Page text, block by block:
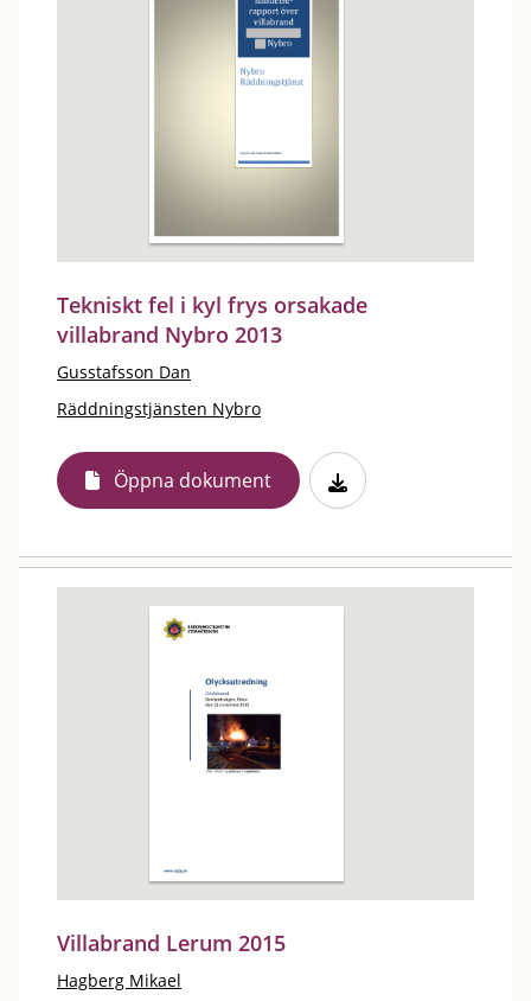
Tekniskt fel i kyl frys orsakade
villabrand Nybro 2013
Gusstafsson Dan
Räddningstjänsten Nybro
Öppna dokument
Villabrand Lerum 2015
Hagberg Mikael